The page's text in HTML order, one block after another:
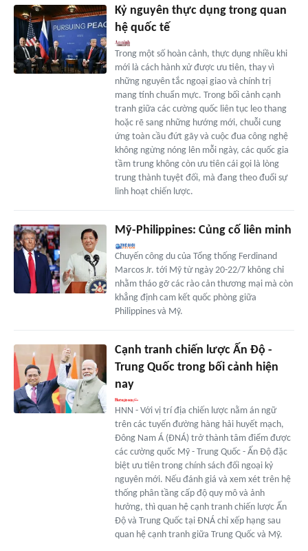
Kỷ nguyên thực dụng trong quan
hệ quốc tế
Trong một số hoàn cảnh, thực dụng nhiều khi
mới là cách hành xử được ưu tiên, thay vì
những nguyên tắc ngoại giao và chính trị
mang tính chuẩn mực. Trong bối cảnh cạnh
tranh giữa các cường quốc liên tục leo thang
hoặc rẽ sang những hướng mới, chuỗi cung
ứng toàn cầu đứt gãy và cuộc đua công nghệ
không ngừng nóng lên mỗi ngày, các quốc gia
tầm trung không còn ưu tiên cái gọi là lòng
trung thành tuyệt đối, mà đang theo đuổi sự
linh hoạt chiến lược.
Mỹ-Philippines: Củng cố liên minh
Chuyến công du của Tổng thống Ferdinand
Marcos Jr. tới Mỹ từ ngày 20-22/7 không chỉ
nhằm tháo gỡ các rào cản thương mại mà còn
khẳng định cam kết quốc phòng giữa
Philippines và Mỹ.
Cạnh tranh chiến lược Ấn Độ -
Trung Quốc trong bối cảnh hiện
nay
HNN - Với vị trí địa chiến lược nằm án ngữ
trên các tuyến đường hàng hải huyết mạch,
Đông Nam Á (ĐNÁ) trở thành tâm điểm được
các cường quốc Mỹ - Trung Quốc - Ấn Độ đặc
biệt ưu tiên trong chính sách đối ngoại kỷ
nguyên mới. Nếu đánh giá và xem xét trên hệ
thống phân tầng cấp độ quy mô và ảnh
hưởng, thì quan hệ cạnh tranh chiến lược Ấn
Độ và Trung Quốc tại ĐNÁ chỉ xếp hạng sau
quan hệ cạnh tranh giữa Trung Quốc và Mỹ.